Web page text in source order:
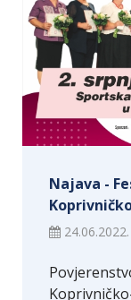
Najava -
24.06.2022.